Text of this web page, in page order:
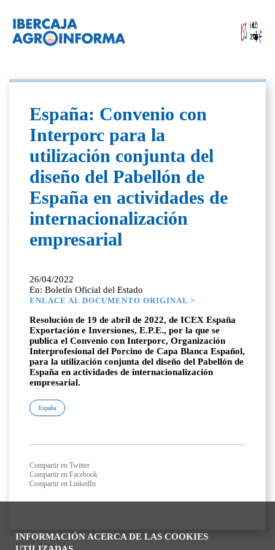
INFORMACIÓN ACERCA DE LAS COOKIES
España: Convenio con
Interporc para la
utilización conjunta del
diseño del Pabellón de
España en actividades de
internacionalización
empresarial
26/04/2022
En: Boletín Oficial del Estado
ENLACE AL DOCUMENTO ORIGINAL >
Resolución de 19 de abril de 2022, de ICEX España
Exportación e Inversiones, E.P.E., por la que se
publica el Convenio con Interporc, Organización
Interprofesional del Porcino de Capa Blanca Español,
para la utilización conjunta del diseño del Pabellón de
España en actividades de internacionalización
empresarial.
España
Compartir en Twitter
Compartir en Facebook
Compartir en LinkedIn